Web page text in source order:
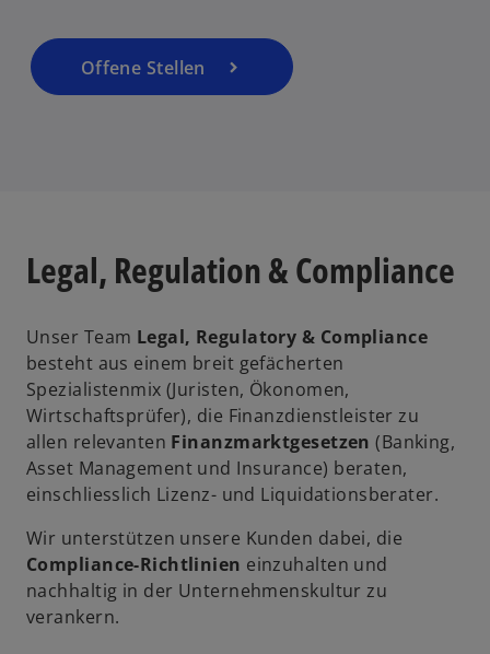
e
Offene Stellen
e
is
t
g
e
ö
ff
n
e
t
Legal, Regulation & Compliance
Unser Team Legal, Regulatory & Compliance
besteht aus einem breit gefächerten
Spezialistenmix (Juristen, Ökonomen,
Wirtschaftsprüfer), die Finanzdienstleister zu
allen relevanten Finanzmarktgesetzen (Banking,
Asset Management und Insurance) beraten,
einschliesslich Lizenz- und Liquidationsberater.
Wir unterstützen unsere Kunden dabei, die
Compliance-Richtlinien einzuhalten und
nachhaltig in der Unternehmenskultur zu
verankern.
ir
i
n
e
i
n
e
r
e
u
e